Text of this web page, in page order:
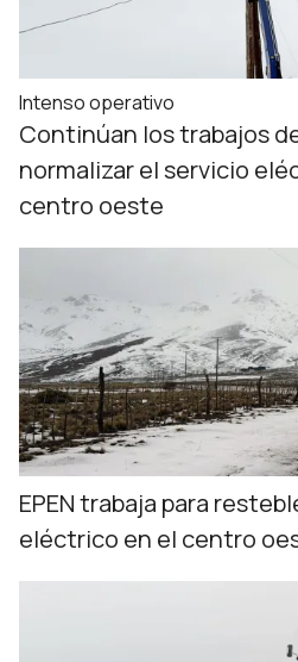
Intenso operativo
Continúan los trabajos
normalizar el servicio
centro oeste
EPEN trabaja para
eléctrico en el centro